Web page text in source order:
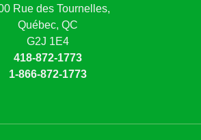
Rue des Tournelles,
Québec, QC
G2J 1E4
418-872-1773
1-866-872-1773